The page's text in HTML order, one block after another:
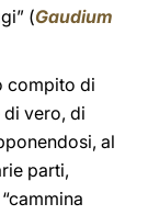
(Gaudium
compito di
vero, di
al
parti,